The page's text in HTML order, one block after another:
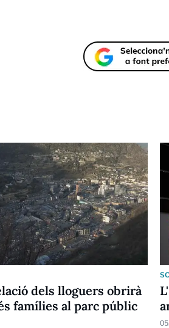
dels lloguers obrirà
famílies al parc públic